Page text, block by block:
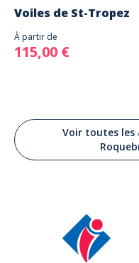
Voiles de St-Tropez
À partir de
115,00 €
Voir toutes